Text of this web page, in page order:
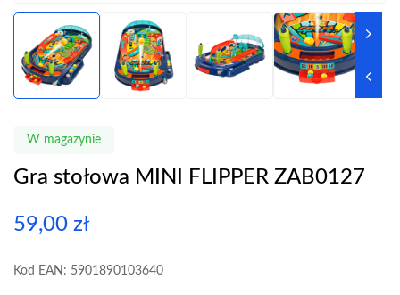
W magazynie
Gra stołowa MINI FLIPPER ZAB0127
59,00 zł
Kod EAN: 5901890103640